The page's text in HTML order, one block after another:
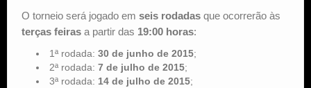
O torneio será jogado em seis rodadas que ocorrerão às
terças feiras a partir das 19:00 horas:
1ª rodada: 30 de junho de 2015;
2ª rodada: 7 de julho de 2015;
3ª rodada: 14 de julho de 2015;